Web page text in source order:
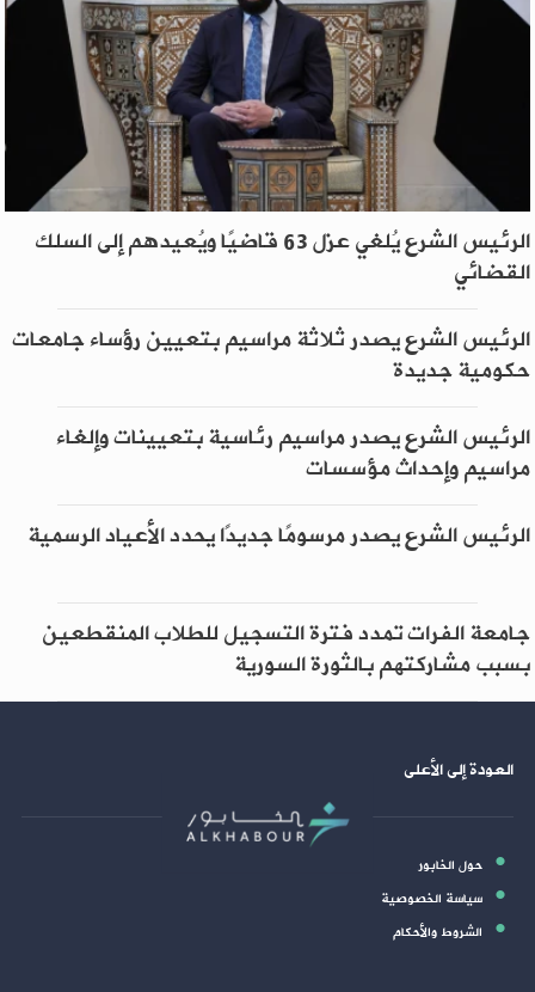
الرئيس الشرع يُلغي عزل 63 قاضيًا ويُعيدهم إلى السلك
القضائي
الرئيس الشرع يصدر ثلاثة مراسيم بتعيين رؤساء جامعات
حكومية جديدة
الرئيس الشرع يصدر مراسيم رئاسية بتعيينات وإلغاء
مراسيم وإحداث مؤسسات
الرئيس الشرع يصدر مرسومًا جديدًا يحدد الأعياد الرسمية
جامعة الفرات تمدد فترة التسجيل للطلاب المنقطعين
بسبب مشاركتهم بالثورة السورية
العودة إلى الأعلى
حول الخابور
سياسة الخصوصية
الشروط والأحكام